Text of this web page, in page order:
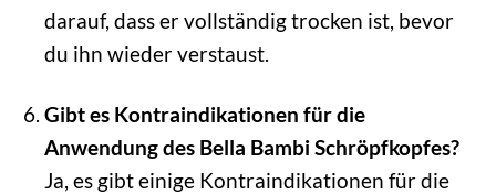
darauf, dass er vollständig trocken ist, bevor
du ihn wieder verstaust.
Gibt es Kontraindikationen für die
Anwendung des Bella Bambi Schröpfkopfes?
Ja, es gibt einige Kontraindikationen für die